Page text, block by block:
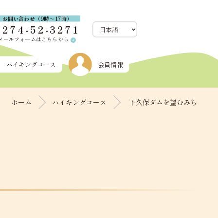
お問い合わせ（9時～17時）
52-3271
ールフォームはこちらから arrow_circle_right
ハイキングコース 会員情報
ホーム ハイキングコース 下久保ダムを望むみち